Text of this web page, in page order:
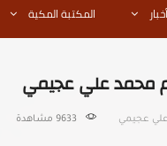
أخبار المكتبة المكية
محمد علي عجيمي
عجيمي 9633 مشاهدة